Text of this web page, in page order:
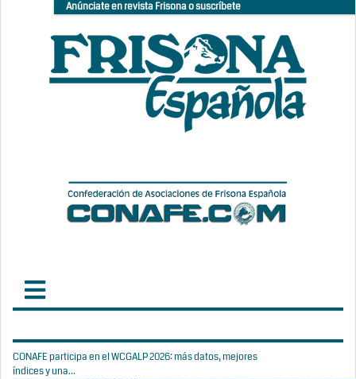
Anúnciate en revista Frisona o suscríbete
CONAFE participa en el WCGALP 2026: más datos, mejores
índices y una...